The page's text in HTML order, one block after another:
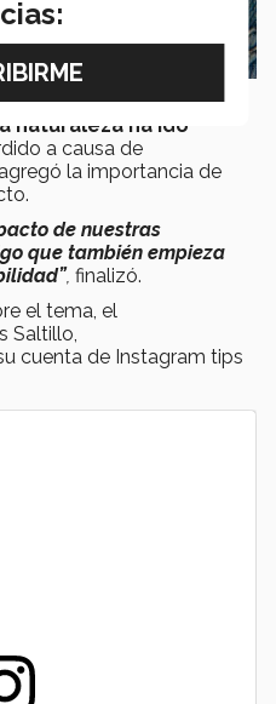
naturaleza ha ido
a causa de
la importancia de
de nuestras
que también empieza
, finalizó.
el tema, el
Saltillo,
cuenta de Instagram tips